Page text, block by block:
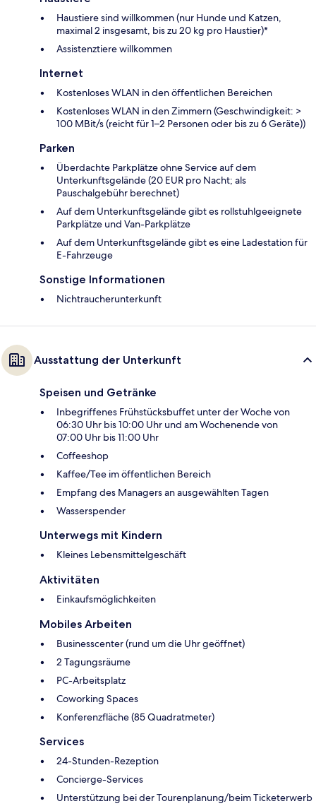
Haustiere sind willkommen (nur Hunde und Katzen,
maximal 2 insgesamt, bis zu 20 kg pro Haustier)*
Assistenztiere willkommen
Internet
Kostenloses WLAN in den öffentlichen Bereichen
Kostenloses WLAN in den Zimmern (Geschwindigkeit: >
100 MBit/s (reicht für 1–2 Personen oder bis zu 6 Geräte))
Parken
Überdachte Parkplätze ohne Service auf dem
Unterkunftsgelände (20 EUR pro Nacht; als
Pauschalgebühr berechnet)
Auf dem Unterkunftsgelände gibt es rollstuhlgeeignete
Parkplätze und Van-Parkplätze
Auf dem Unterkunftsgelände gibt es eine Ladestation für
E-Fahrzeuge
Sonstige Informationen
Nichtraucherunterkunft
Ausstattung der Unterkunft
Speisen und Getränke
Inbegriffenes Frühstücksbuffet unter der Woche von
06:30 Uhr bis 10:00 Uhr und am Wochenende von
07:00 Uhr bis 11:00 Uhr
Coffeeshop
Kaffee/Tee im öffentlichen Bereich
Empfang des Managers an ausgewählten Tagen
Wasserspender
Unterwegs mit Kindern
Kleines Lebensmittelgeschäft
Aktivitäten
Einkaufsmöglichkeiten
Mobiles Arbeiten
Businesscenter (rund um die Uhr geöffnet)
2 Tagungsräume
PC-Arbeitsplatz
Coworking Spaces
Konferenzfläche (85 Quadratmeter)
Services
24-Stunden-Rezeption
Concierge-Services
Unterstützung bei der Tourenplanung/beim Ticketerwerb